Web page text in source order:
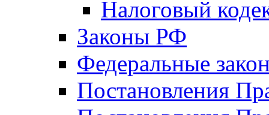
Налоговый
Законы РФ
Федеральные
Постановления